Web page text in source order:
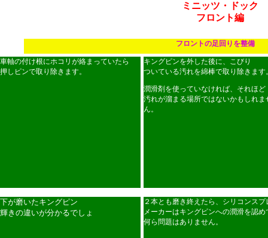
ミニッツ・ドック
フロント編
フロントの足回りを整備
車軸の付け根にホコリが絡まっていたら
押しピンで取り除きます。
キングピンを外した後に、こびり
ついている汚れを綿棒で取り除きます
潤滑剤を使っていなければ、それほど
汚れが溜まる場所ではないかもしれま
ん。
下が磨いたキングピン
輝きの違いが分かるでしょ
２本とも磨き終えたら、シリコンス
メーカーはキングピンへの潤滑を認
何ら問題はありません。